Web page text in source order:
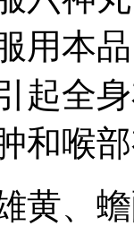
用本
起全
和喉
黄、